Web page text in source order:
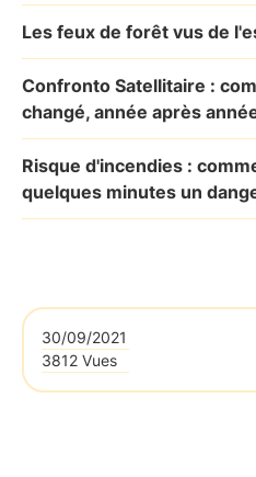
Les feux de forêt vus de
Confronto Satellitaire :
changé, année après
Risque d'incendies :
quelques minutes un
30/09/2021
3812 Vues